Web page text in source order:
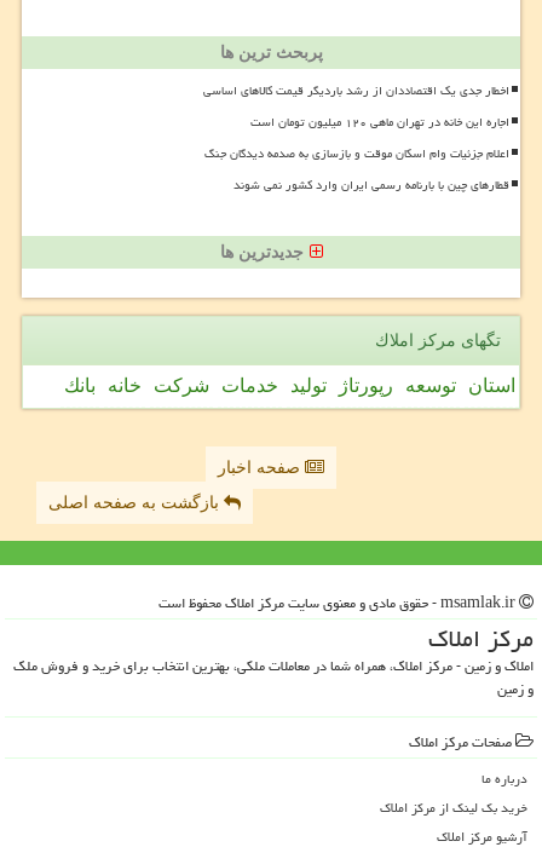
پربحث ترین ها
اخطار جدی یک اقتصاددان از رشد باردیگر قیمت کالاهای اساسی
اجاره این خانه در تهران ماهی ۱۲۰ میلیون تومان است
اعلام جزئیات وام اسکان موقت و بازسازی به صدمه دیدگان جنگ
قطارهای چین با بارنامه رسمی ایران وارد کشور نمی شوند
جدیدترین ها
تگهای مركز املاك
استان توسعه رپورتاژ تولید خدمات شركت خانه بانك
صفحه اخبار
بازگشت به صفحه اصلی
مركز املاك
املاک و زمین - مرکز املاک، همراه شما در معاملات ملکی، بهترین انتخاب برای خرید و فروش ملک
و زمین
صفحات مركز املاك
درباره ما
خرید بک لینک از مركز املاك
آرشیو مركز املاك